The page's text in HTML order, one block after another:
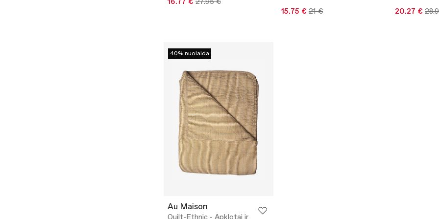
16.77 € 27.95 €
15.75 € 21 € 20.27 €
40% nuolaida
Au Maison